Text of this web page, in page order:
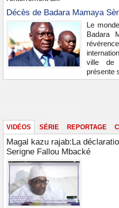
Décès de Badara Mamaya
Le
Badara
ville de
présente
VIDÉOS SÉRIE REPORTAGE
Magal kazu rajab:La
Serigne Fallou Mbacké